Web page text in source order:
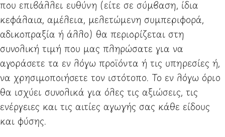
που επιβάλλει ευθύνη (είτε σε σύμβαση, ίδια
κεφάλαια, αμέλεια, μελετώμενη συμπεριφορά,
αδικοπραξία ή άλλο) θα περιορίζεται στη
συνολική τιμή που μας πληρώσατε για να
αγοράσετε τα εν λόγω προϊόντα ή τις υπηρεσίες ή,
να χρησιμοποιήσετε τον ιστότοπο. Το εν λόγω όριο
θα ισχύει συνολικά για όλες τις αξιώσεις, τις
ενέργειες και τις αιτίες αγωγής σας κάθε είδους
και φύσης.